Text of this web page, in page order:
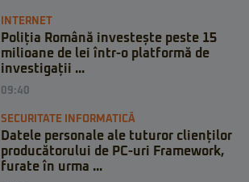
INTERNET
Poliția Română investește peste 15
milioane de lei într-o platformă de
investigații ...
09:40
SECURITATE INFORMATICĂ
Datele personale ale tuturor clienților
producătorului de PC-uri Framework,
furate în urma ...